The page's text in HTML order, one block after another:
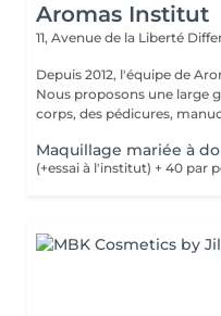
Aromas Institut
11, Avenue de la Liberté
Depuis 2012, l'équipe de
Nous proposons une large
corps, des pédicures,
Maquillage mariée à